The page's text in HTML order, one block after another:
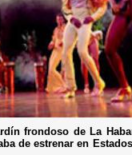
frondoso de La
de estrenar en